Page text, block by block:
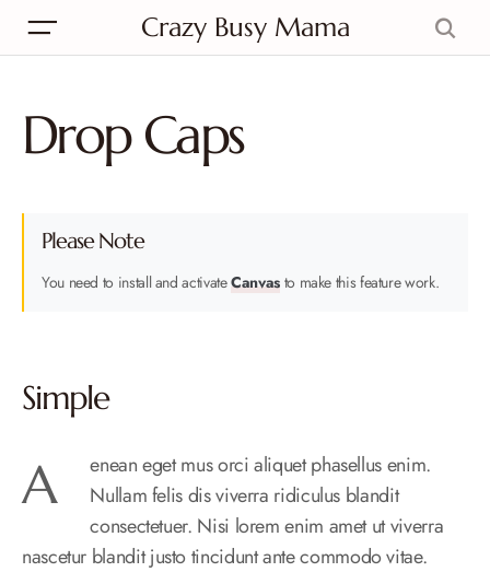
Crazy Busy Mama
Drop Caps
Please Note
You need to install and activateCanvasto make this feature work.
Simple
Aenean eget mus orci aliquet phasellus enim.
Nullam felis dis viverra ridiculus blandit
consectetuer. Nisi lorem enim amet ut viverra
nascetur blandit justo tincidunt ante commodo vitae.